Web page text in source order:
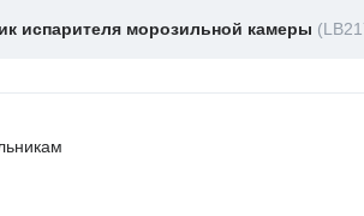
испарителя морозильной камеры